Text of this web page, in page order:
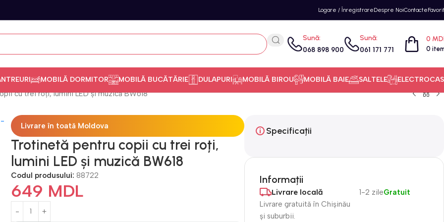
Logare / ÎnregistrareDespre NoiContacte
Sună:
068 898 900
Sună:
061 171 771 0
0
MOBILĂ DORMITOR MOBILĂ BUCĂTĂRIE DULAPURI MOBILĂ BIROU MOBILĂ BAIE SALTELE
cu trei roți, lumini LED și muzică BW618
Livrare în toată Moldova
Trotinetă pentru copii cu trei roți,
lumini LED și muzică BW618
Codul produsului: 88722
649 MDL
Specificații
Informații
Livrare locală
Livrare gratuită în Chișinău
și suburbii.
1-2 zileGratuit